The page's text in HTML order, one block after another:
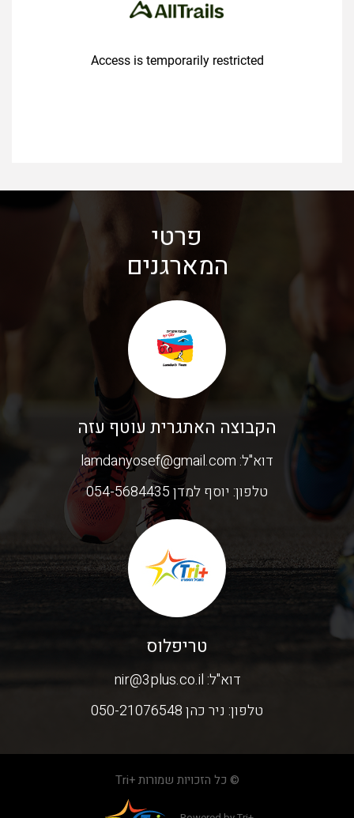
פרטי
המארגנים
הקבוצה האתגרית עוטף עזה
דוא"ל: lamdanyosef@gmail.com
טלפון: יוסף למדן 054-5684435
טריפלוס
דוא"ל:nir@3plus.co.il
טלפון: ניר כהן 050-21076548
© כל הזכויות שמורות +Tri